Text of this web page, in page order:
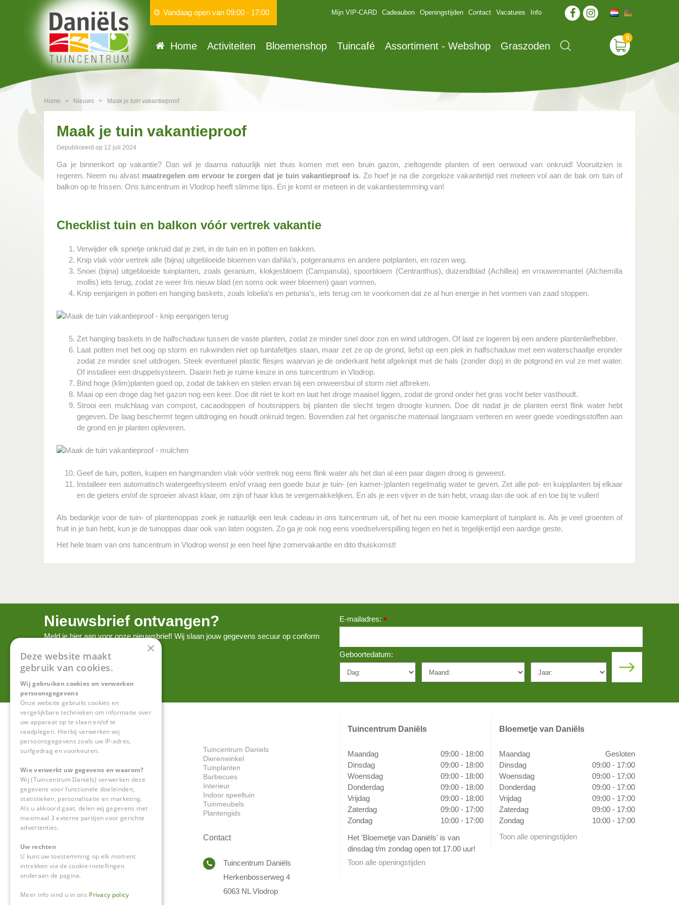
Home > Nieuws > Maak je tuin vakantieproof
Vandaag open van 09:00 - 17:00 Mijn VIP-CARD Cadeaubon Openingstijden Contact Vacatures Info
Home Activiteiten Bloemenshop Tuincafé Assortiment - Webshop Graszoden
Maak je tuin vakantieproof
Gepubliceerd op 12 juli 2024
Ga je binnenkort op vakantie? Dan wil je daarna natuurlijk niet thuis komen met een bruin gazon, zieltogende planten of een oerwoud van onkruid! Vooruitzien is
regeren. Neem nu alvast maatregelen om ervoor te zorgen dat je tuin vakantieproof is. Zo hoef je na die zorgeloze vakantietijd niet meteen vol aan de bak om tuin of
balkon op te frissen. Ons tuincentrum in Vlodrop heeft slimme tips. En je komt er meteen in de vakantiestemming van!
Checklist tuin en balkon vóór vertrek vakantie
Verwijder elk sprietje onkruid dat je ziet, in de tuin en in potten en bakken.
Knip vlak vóór vertrek alle (bijna) uitgebloeide bloemen van dahlia’s, potgeraniums en andere potplanten, en rozen weg.
Snoei (bijna) uitgebloeide tuinplanten, zoals geranium, klokjesbloem (Campanula), spoorbloem (Centranthus), duizendblad (Achillea) en vrouwenmantel (Alchemilla
mollis) iets terug, zodat ze weer fris nieuw blad (en soms ook weer bloemen) gaan vormen.
Knip eenjarigen in potten en hanging baskets, zoals lobelia’s en petunia’s, iets terug om te voorkomen dat ze al hun energie in het vormen van zaad stoppen.
Zet hanging baskets in de halfschaduw tussen de vaste planten, zodat ze minder snel door zon en wind uitdrogen. Of laat ze logeren bij een andere plantenliefhebber.
Laat potten met het oog op storm en rukwinden niet op tuintafeltjes staan, maar zet ze op de grond, liefst op een plek in halfschaduw met een waterschaaltje eronder
zodat ze minder snel uitdrogen. Steek eventueel plastic flesjes waarvan je de onderkant hebt afgeknipt met de hals (zonder dop) in de potgrond en vul ze met water.
Of installeer een druppelsysteem. Daarin heb je ruime keuze in ons tuincentrum in Vlodrop.
Bind hoge (klim)planten goed op, zodat de takken en stelen ervan bij een onweersbui of storm niet afbreken.
Maai op een droge dag het gazon nog een keer. Doe dit niet te kort en laat het droge maaisel liggen, zodat de grond onder het gras vocht beter vasthoudt.
Strooi een mulchlaag van compost, cacaodoppen of houtsnippers bij planten die slecht tegen droogte kunnen. Doe dit nadat je de planten eerst flink water hebt
gegeven. De laag beschermt tegen uitdroging en houdt onkruid tegen. Bovendien zal het organische materiaal langzaam verteren en weer goede voedingsstoffen aan
de grond en je planten opleveren.
Geef de tuin, potten, kuipen en hangmanden vlak vóór vertrek nog eens flink water als het dan al een paar dagen droog is geweest.
Installeer een automatisch watergeefsysteem en/of vraag een goede buur je tuin- (en kamer-)planten regelmatig water te geven. Zet alle pot- en kuipplanten bij elkaar
en de gieters en/of de sproeier alvast klaar, om zijn of haar klus te vergemakkelijken. En als je een vijver in de tuin hebt, vraag dan die ook af en toe bij te vullen!
Als bedankje voor de tuin- of plantenoppas zoek je natuurlijk een leuk cadeau in ons tuincentrum uit, of het nu een mooie kamerplant of tuinplant is. Als je veel groenten of
fruit in je tuin hebt, kun je de tuinoppas daar ook van laten oogsten. Zo ga je ook nog eens voedselverspilling tegen en het is tegelijkertijd een aardige geste.
Het hele team van ons tuincentrum in Vlodrop wenst je een heel fijne zomervakantie en dito thuiskomst!
Nieuwsbrief ontvangen?
Meld je hier aan voor onze nieuwsbrief! Wij slaan jouw gegevens secuur op conform
E-mailadres: *
Geboortedatum:
Tuincentrum Daniels
Dierenwinkel
Tuinplanten
Barbecues
Interieur
Indoor speeltuin
Tuinmeubels
Plantengids
Contact
Tuincentrum Daniëls
Herkenbosserweg 4
6063 NL Vlodrop
Tuincentrum Daniëls
Maandag
09:00 - 18:00
Dinsdag
09:00 - 18:00
Woensdag
09:00 - 18:00
Donderdag
09:00 - 18:00
Vrijdag
09:00 - 18:00
Zaterdag
09:00 - 17:00
Zondag
10:00 - 17:00
Het 'Bloemetje van Daniëls' is van
dinsdag t/m zondag open tot 17.00 uur!
Toon alle openingstijden
Bloemetje van Daniëls
Maandag
Gesloten
Dinsdag
09:00 - 17:00
Woensdag
09:00 - 17:00
Donderdag
09:00 - 17:00
Vrijdag
09:00 - 17:00
Zaterdag
09:00 - 17:00
Zondag
10:00 - 17:00
Toon alle openingstijden
×
Deze website maakt
gebruik van cookies.
Wij gebruiken cookies en verwerken
persoonsgegevens
Onze website gebruikt cookies en
vergelijkbare technieken om informatie over
uw apparaat op te slaan en/of te
raadplegen. Hierbij verwerken wij
persoonsgegevens zoals uw IP-adres,
surfgedrag en voorkeuren.
Wie verwerkt uw gegevens en waarom?
Wij (Tuincentrum Daniëls) verwerken deze
gegevens voor functionele doeleinden,
statistieken, personalisatie en marketing.
Als u akkoord gaat, delen wij gegevens met
maximaal 3 externe partijen voor gerichte
advertenties.
Uw rechten
U kunt uw toestemming op elk moment
intrekken via de cookie-instellingen
onderaan de pagina.
Meer info vind u in ons Privacy policy